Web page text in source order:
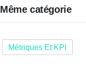
Même catégorie
Métriques Et KPI